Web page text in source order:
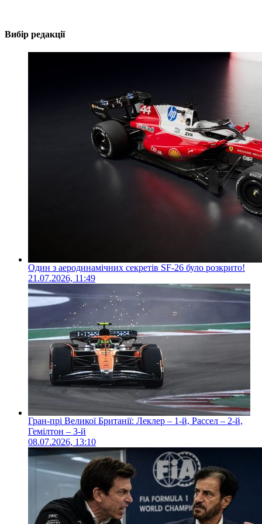
Вибір редакції
Один з аеродинамічних секретів SF-26 було розкрито!
21.07.2026, 11:49
Гран-прі Великої Британії: Леклер – 1-й, Рассел – 2-й,
Гемілтон – 3-й
08.07.2026, 13:10